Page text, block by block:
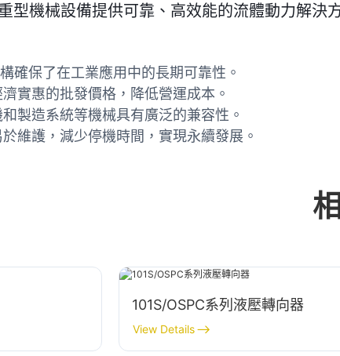
型機械設備提供可靠、高效能的流體動力解
確保了在工業應用中的長期可靠性。
實惠的批發價格，降低營運成本。
製造系統等機械具有廣泛的兼容性。
維護，減少停機時間，實現永續發展。
101S/OSPC系列液壓轉向器
View Details